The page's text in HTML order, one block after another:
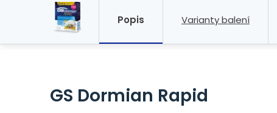
Popis Varianty balení
GS Dormian Rapid